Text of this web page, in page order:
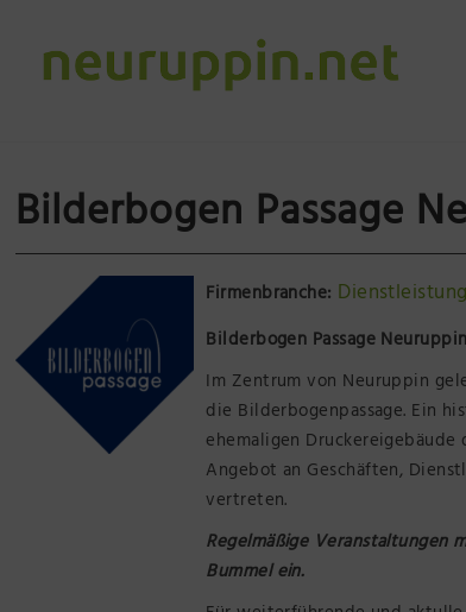
Bilderbogen Passage
Firmenbranche: Dienstleistung
Bilderbogen Passage Neuruppin
Im Zentrum von Neuruppin
die Bilderbogenpassage. Ein
ehemaligen
Angebot an Geschäften,
vertreten.
Regelmäßige Veranstaltungen
Bummel ein.